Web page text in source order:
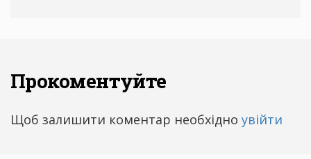
Прокоментуйте
Щоб залишити коментар необхідно увійти